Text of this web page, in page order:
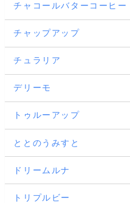
チャコールバターコーヒー
チャップアップ
チュラリア
デリーモ
トゥルーアップ
ととのうみすと
ドリームルナ
トリプルビー